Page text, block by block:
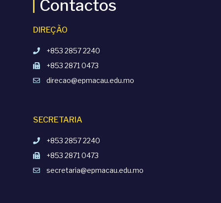
Contactos
DIREÇÃO
+853 2857 2240
+853 2871 0473
direcao@epmacau.edu.mo
SECRETARIA
+853 2857 2240
+853 2871 0473
secretaria@epmacau.edu.mo